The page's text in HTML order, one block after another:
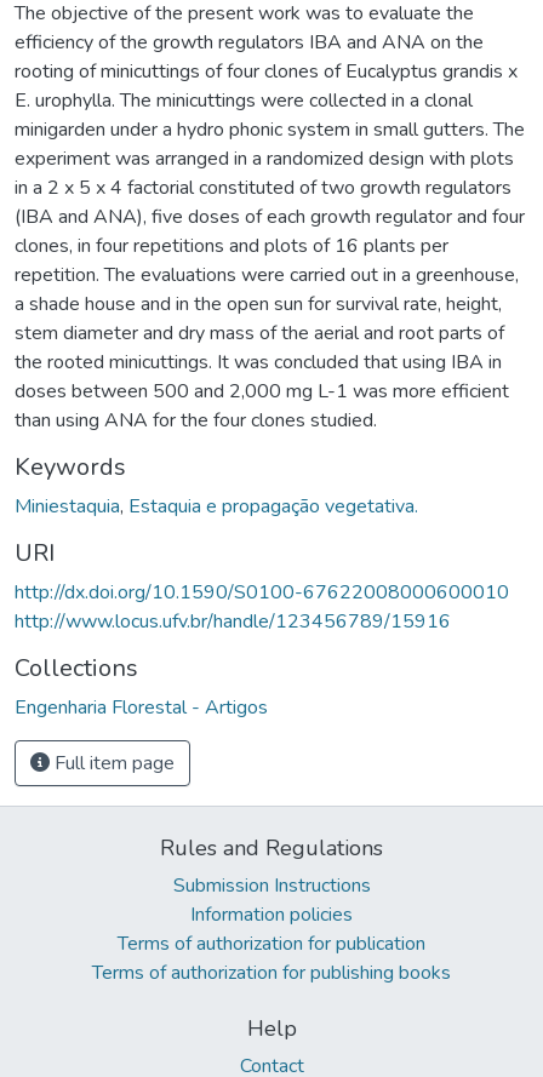
The objective of the present work was to evaluate the
efficiency of the growth regulators IBA and ANA on the
rooting of minicuttings of four clones of Eucalyptus grandis x
E. urophylla. The minicuttings were collected in a clonal
minigarden under a hydro phonic system in small gutters. The
experiment was arranged in a randomized design with plots
in a 2 x 5 x 4 factorial constituted of two growth regulators
(IBA and ANA), five doses of each growth regulator and four
clones, in four repetitions and plots of 16 plants per
repetition. The evaluations were carried out in a greenhouse,
a shade house and in the open sun for survival rate, height,
stem diameter and dry mass of the aerial and root parts of
the rooted minicuttings. It was concluded that using IBA in
doses between 500 and 2,000 mg L-1 was more efficient
than using ANA for the four clones studied.
Keywords
Miniestaquia, Estaquia e propagação vegetativa.
URI
http://dx.doi.org/10.1590/S0100-67622008000600010
http://www.locus.ufv.br/handle/123456789/15916
Collections
Engenharia Florestal - Artigos
Full item page
Rules and Regulations
Submission Instructions
Information policies
Terms of authorization for publication
Terms of authorization for publishing books
Help
Contact